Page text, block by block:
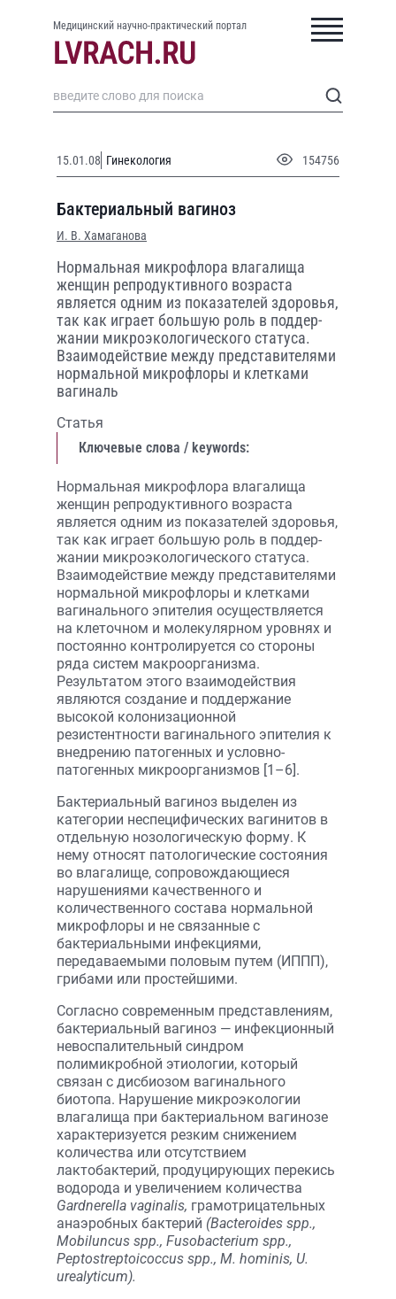
Медицинский научно-практический портал
15.01.08 Гинекология 154756
Бактериальный вагиноз
И. В. Хамаганова
Нормальная микрофлора влагалища
женщин репродуктивного возраста
является одним из показателей здоровья,
так как играет большую роль в поддер­
жании микроэкологического статуса.
Взаимодействие между представителями
нормальной микрофлоры и клетками
вагиналь
Статья
Ключевые слова / keywords:
Нормальная микрофлора влагалища
женщин репродуктивного возраста
является одним из показателей здоровья,
так как играет большую роль в поддер­
жании микроэкологического статуса.
Взаимодействие между представителями
нормальной микрофлоры и клетками
вагинального эпителия осуществляется
на клеточном и молекулярном уровнях и
постоянно контролируется со стороны
ряда систем макроорганизма.
Результатом этого взаимодействия
являются создание и поддержание
высокой колонизационной
резистентности вагинального эпителия к
внедрению патогенных и условно-
патогенных микроорганизмов [1–6].
Бактериальный вагиноз выделен из
категории неспецифических вагинитов в
отдельную нозологическую форму. К
нему относят патологические состояния
во влагалище, сопровождающиеся
нарушениями качественного и
количественного состава нормальной
микрофлоры и не связанные с
бактериальными инфекциями,
передаваемыми половым путем (ИППП),
грибами или простейшими.
Согласно современным представлениям,
бактериальный вагиноз — инфекционный
невоспалительный синдром
полимикробной этиологии, который
связан с дисбиозом вагинального
биотопа. Нарушение микроэкологии
влагалища при бактериальном вагинозе
характеризуется резким снижением
количества или отсутствием
лактобактерий, продуцирующих перекись
водорода и увеличением количества
Gardnerella vaginalis, грамотрицательных
анаэробных бактерий (Bacteroides spp.,
Mobiluncus spp., Fusobacterium spp.,
Peptostreptoicoccus spp., M. hominis, U.
urealyticum).